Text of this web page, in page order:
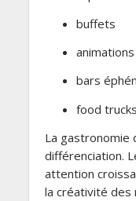
buffets
bars
food trucks
La gastronomie
différenciation.
attention
la créativité des